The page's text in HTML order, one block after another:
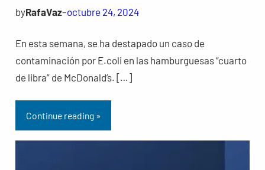
byRafaVaz–octubre 24, 2024
En esta semana, se ha destapado un caso de
contaminación por E.coli en las hamburguesas “cuarto
de libra” de McDonald’s. […]
Continue reading »